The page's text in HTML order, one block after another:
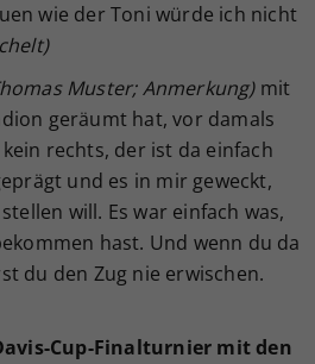
wie der Toni würde ich nicht
Muster; Anmerkung)mit
geräumt hat, vor damals
rechts, der ist da einfach
und es in mir geweckt,
will. Es war einfach was,
hast. Und wenn du da
du den Zug nie erwischen.
Cup-Finalturnier mit den